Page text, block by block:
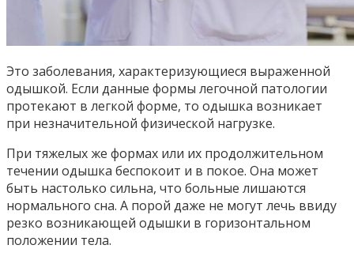
Это заболевания, характеризующиеся выраженной
одышкой. Если данные формы легочной патологии
протекают в легкой форме, то одышка возникает
при незначительной физической нагрузке.
При тяжелых же формах или их продолжительном
течении одышка беспокоит и в покое. Она может
быть настолько сильна, что больные лишаются
нормального сна. А порой даже не могут лечь ввиду
резко возникающей одышки в горизонтальном
положении тела.